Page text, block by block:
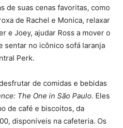
de suas cenas favoritas, como
de Rachel e Monica, relaxar
e Joey, ajudar Ross a mover o
sentar no icônico sofá laranja
Perk.
de comidas e bebidas
The One in São Paulo. Eles
de café e biscoitos, da
disponíveis na cafeteria. Os